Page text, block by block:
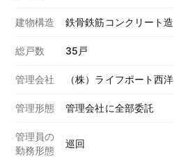
建物構造 鉄骨鉄筋コンクリート造
総戸数 35戸
管理会社 （株）ライフポート西洋
管理形態 管理会社に全部委託
管理員の
勤務形態
巡回